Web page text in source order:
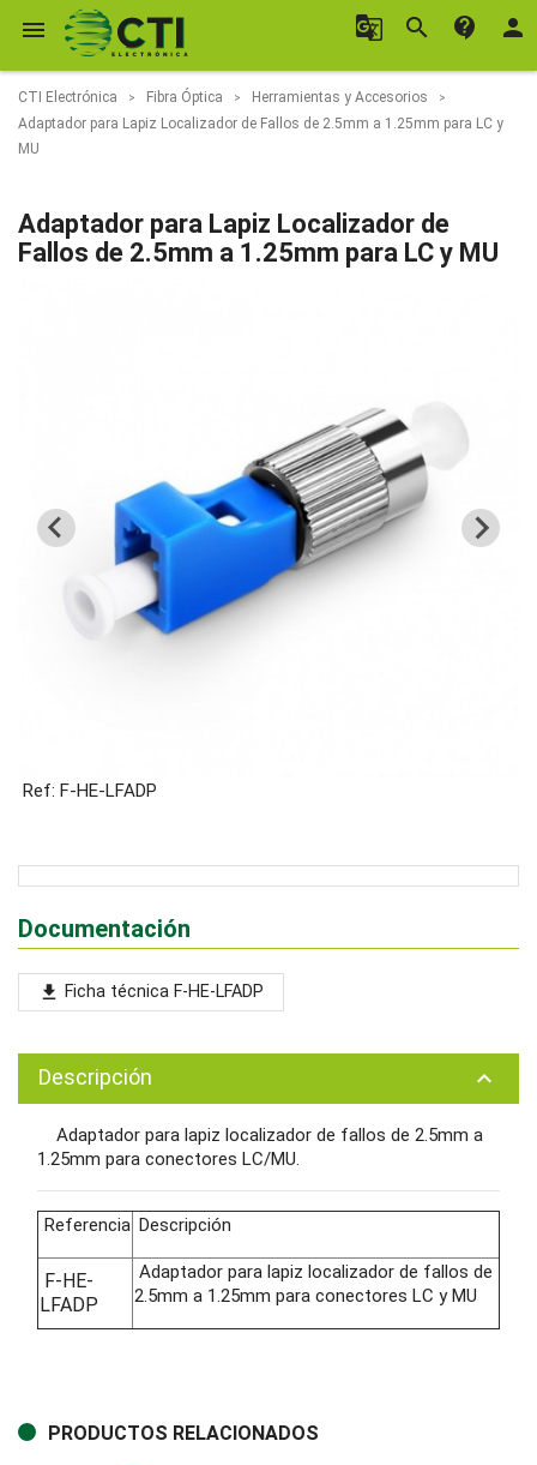
 g_translate search contact_support person
CTI Electrónica Fibra Óptica
Herramientas y Accesorios
Adaptador para Lapiz Localizador de Fallos de 2.5mm a 1.25mm para LC y
MU
Adaptador para Lapiz Localizador de
Fallos de 2.5mm a 1.25mm para LC y MU
Ref: F-HE-LFADP
Documentación
file_download Ficha técnica F-HE-LFADP
Descripción keyboard_arrow_up
Adaptador para lapiz localizador de fallos de 2.5mm a
1.25mm para conectores LC/MU.
Referencia Descripción
F-HE-
LFADP
Adaptador para lapiz localizador de fallos de
2.5mm a 1.25mm para conectores LC y MU
PRODUCTOS RELACIONADOS